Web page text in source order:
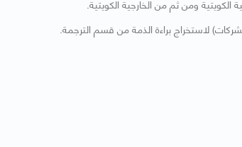
ومن ثم من الخارجية الكويتية.
لاستخراج براءة الذمة من قسم الترجمة.